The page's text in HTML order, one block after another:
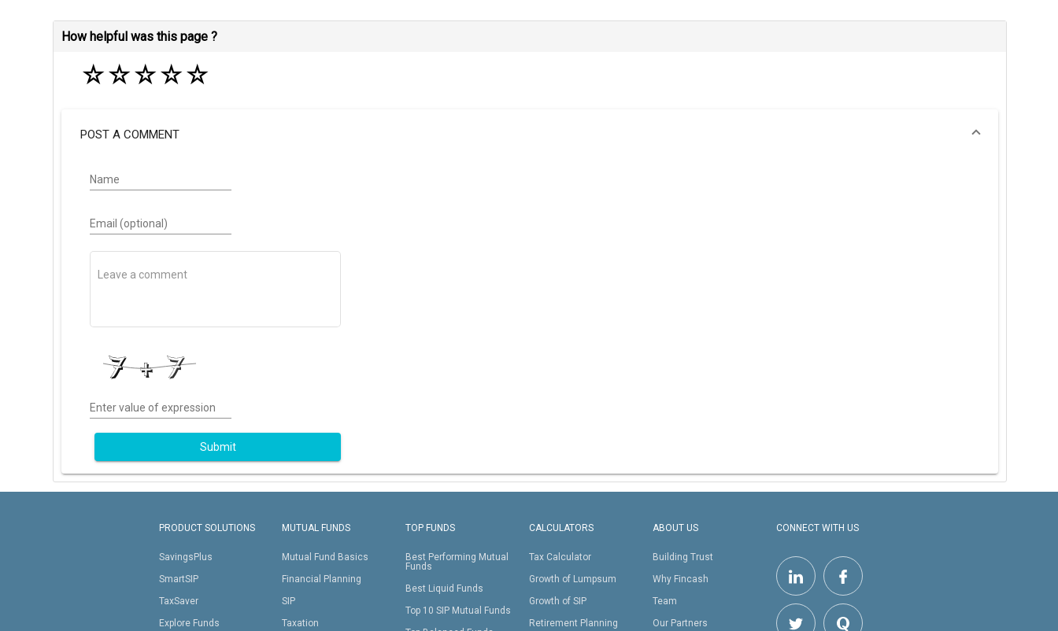
How helpful was this page ?
☆☆☆☆☆
POST A COMMENT
Name
Email (optional)
Enter value of expression
Submit
PRODUCT SOLUTIONS
SavingsPlus
SmartSIP
TaxSaver
Explore Funds
MUTUAL FUNDS
Mutual Fund Basics
Financial Planning
SIP
Taxation
TOP FUNDS
Best Performing Mutual
Funds
Best Liquid Funds
Top 10 SIP Mutual Funds
CALCULATORS
Tax Calculator
Growth of Lumpsum
Growth of SIP
Retirement Planning
ABOUT US
Building Trust
Why Fincash
Team
Our Partners
CONNECT WITH US